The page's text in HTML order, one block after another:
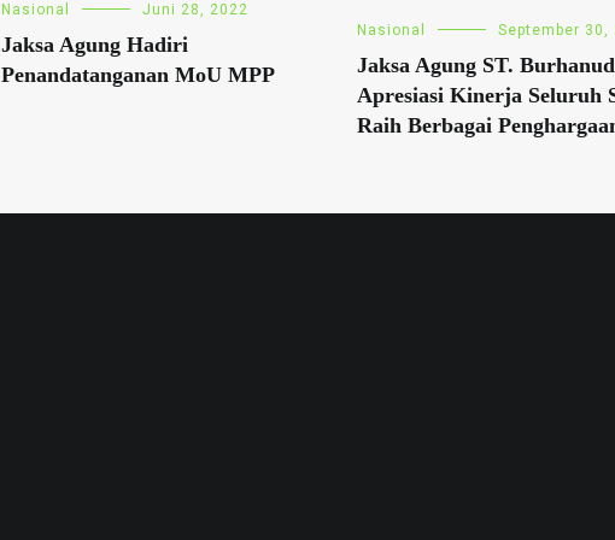
Nasional Juni 28, 2022
Jaksa Agung Hadiri
Penandatanganan MoU MPP
Nasional September 30,
Jaksa Agung ST.
Apresiasi Kinerja Seluruh
Raih Berbagai